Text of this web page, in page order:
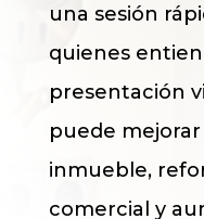
una sesión
quienes
presentación
puede
inmueble,
comercial y